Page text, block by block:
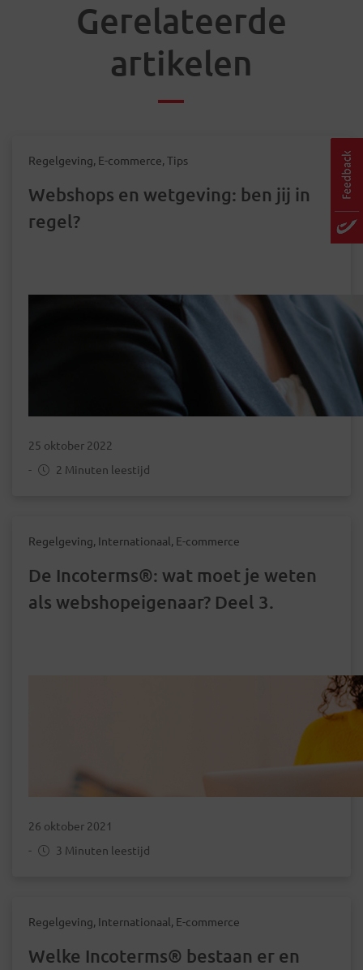
Gerelateerde
artikelen
Regelgeving, E-commerce, Tips
Webshops en wetgeving: ben jij in
regel?
25 oktober 2022
-
2 Minuten leestijd
Regelgeving, Internationaal, E-commerce
De Incoterms®: wat moet je weten
als webshopeigenaar? Deel 3.
26 oktober 2021
-
3 Minuten leestijd
Regelgeving, Internationaal, E-commerce
Welke Incoterms® bestaan er en